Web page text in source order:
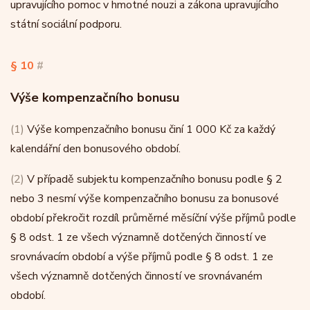
upravujícího pomoc v hmotné nouzi a zákona upravujícího
státní sociální podporu.
§ 10 #
Výše kompenzačního bonusu
(1) Výše kompenzačního bonusu činí 1 000 Kč za každý
kalendářní den bonusového období.
(2) V případě subjektu kompenzačního bonusu podle § 2
nebo 3 nesmí výše kompenzačního bonusu za bonusové
období překročit rozdíl průměrné měsíční výše příjmů podle
§ 8 odst. 1 ze všech významně dotčených činností ve
srovnávacím období a výše příjmů podle § 8 odst. 1 ze
všech významně dotčených činností ve srovnávaném
období.